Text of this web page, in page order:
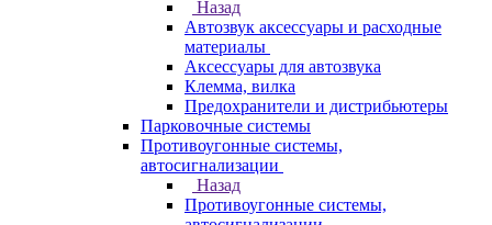
Назад
Автозвук аксессуары и расходные
материалы
Аксессуары для автозвука
Клемма, вилка
Предохранители и дистрибьютеры
Парковочные системы
Противоугонные системы,
автосигнализации
Назад
Противоугонные системы,